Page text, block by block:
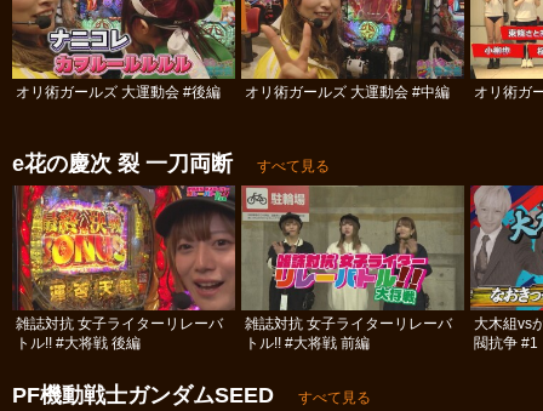
オリ術ガールズ 大運動会 #後編 オリ術ガールズ 大運動会 #中編 オリ術ガ
e花の慶次 裂 一刀両断 すべて見る
雑誌対抗 女子ライターリレーバ
トル!! #大将戦 後編
雑誌対抗 女子ライターリレーバ
トル!! #大将戦 前編
大木組vs
閥抗争 #1
PF機動戦士ガンダムSEED すべて見る